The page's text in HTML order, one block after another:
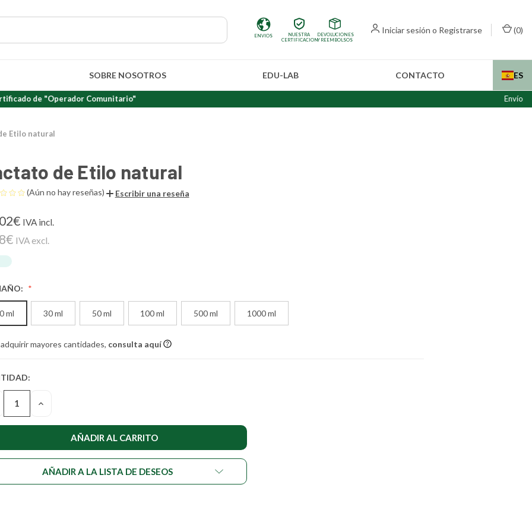
ENVIOS
NUESTRA
CERTIFICACION
DEVOLUCIONES
Y REEMBOLSOS
Iniciar sesión o Registrarse (0)
SOBRE NOSOTROS EDU-LAB CONTACTO ES
Comunitario" Envíos
Etilo natural
de Etilo natural
(Aún no hay reseñas) Escribir una reseña
IVA incl.
IVA excl.
ml 30 ml 50 ml 100 ml 500 ml 1000 ml
adquirir mayores cantidades, consulta aquí
DE
AUMENTAR
DE
UNDEFINED
AÑADIR A LA LISTA DE DESEOS